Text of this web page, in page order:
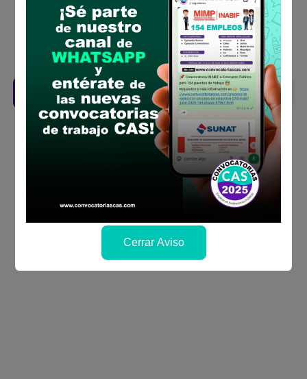
bases
Revisar el cronograma para conocer cuando
se publicará los resultados
Descarga aquí las Bases
Cerrar Aviso